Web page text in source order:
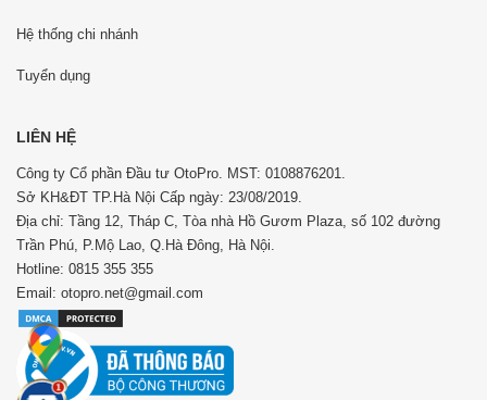
Hệ thống chi nhánh
Tuyển dụng
LIÊN HỆ
Công ty Cổ phần Đầu tư OtoPro. MST: 0108876201.
Sở KH&ĐT TP.Hà Nội Cấp ngày: 23/08/2019.
Địa chỉ: Tầng 12, Tháp C, Tòa nhà Hồ Gươm Plaza, số 102 đường
Trần Phú, P.Mộ Lao, Q.Hà Đông, Hà Nội.
Hotline: 0815 355 355
Email: otopro.net@gmail.com